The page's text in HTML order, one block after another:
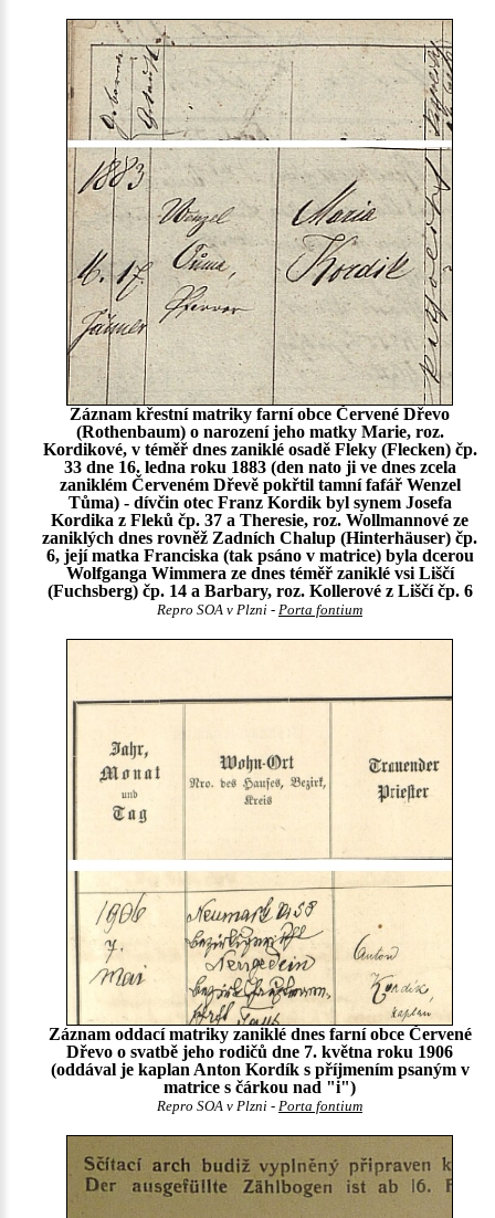
Záznam křestní matriky farní obce Červené Dřevo
(Rothenbaum) o narození jeho matky Marie, roz.
Kordikové, v téměř dnes zaniklé osadě Fleky (Flecken) čp.
33 dne 16. ledna roku 1883 (den nato ji ve dnes zcela
zaniklém Červeném Dřevě pokřtil tamní fafář Wenzel
Tůma) - dívčin otec Franz Kordik byl synem Josefa
Kordika z Fleků čp. 37 a Theresie, roz. Wollmannové ze
zaniklých dnes rovněž Zadních Chalup (Hinterhäuser) čp.
6, její matka Franciska (tak psáno v matrice) byla dcerou
Wolfganga Wimmera ze dnes téměř zaniklé vsi Liščí
(Fuchsberg) čp. 14 a Barbary, roz. Kollerové z Liščí čp. 6
Repro SOA v Plzni - Porta fontium
Záznam oddací matriky zaniklé dnes farní obce Červené
Dřevo o svatbě jeho rodičů dne 7. května roku 1906
(oddával je kaplan Anton Kordík s příjmením psaným v
matrice s čárkou nad "i")
Repro SOA v Plzni - Porta fontium